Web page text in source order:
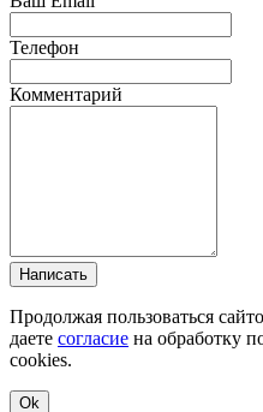
Телефон
Комментарий
Написать
Продолжая пользоваться
даете согласие на обработку
cookies.
Ok